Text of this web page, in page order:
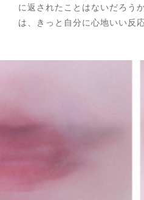
に返されたことはないだろう
は、きっと自分に心地いい反